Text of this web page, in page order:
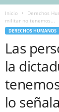
Inicio Derechos
militar no tenemos...
DERECHOS HUMANOS
Las
la
lo